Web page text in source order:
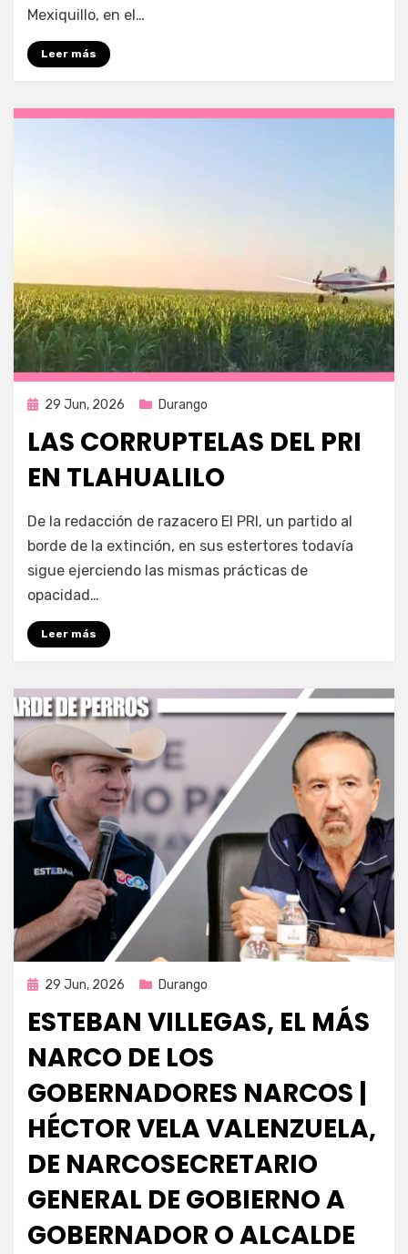
Mexiquillo, en el…
Leer más
Publicada
29 Jun, 2026 Durango
LAS CORRUPTELAS DEL PRI
EN TLAHUALILO
por Fernando Miranda Servín
De la redacción de razacero El PRI, un partido al
borde de la extinción, en sus estertores todavía
sigue ejerciendo las mismas prácticas de
opacidad…
Leer más
Publicada
29 Jun, 2026 Durango
ESTEBAN VILLEGAS, EL MÁS
NARCO DE LOS
GOBERNADORES NARCOS |
HÉCTOR VELA VALENZUELA,
DE NARCOSECRETARIO
GENERAL DE GOBIERNO A
GOBERNADOR O ALCALDE